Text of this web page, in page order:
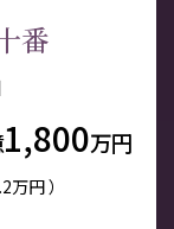
番
1,800万円
万円 ）